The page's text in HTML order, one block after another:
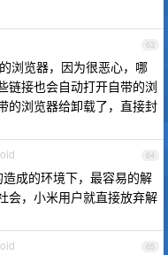
63
浏览器，因为很恶心，哪
链接也会自动打开自带的浏
的浏览器给卸载了，直接封
64
成的环境下，最容易的解
会，小米用户就直接放弃解
65